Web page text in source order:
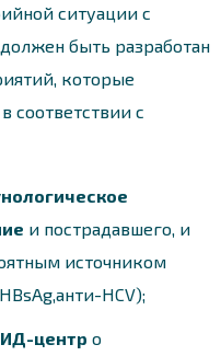
ситуации с
быть разработан
которые
соответствии с
и пострадавшего, и
источником
HCV);
центр о